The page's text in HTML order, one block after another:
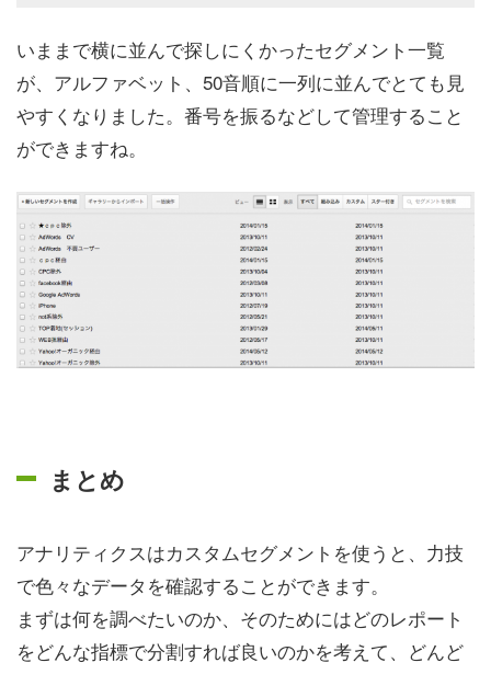
いままで横に並んで探しにくかったセグメント一覧
が、アルファベット、50音順に一列に並んでとても見
やすくなりました。番号を振るなどして管理すること
ができますね。
まとめ
アナリティクスはカスタムセグメントを使うと、力技
で色々なデータを確認することができます。
まずは何を調べたいのか、そのためにはどのレポート
をどんな指標で分割すれば良いのかを考えて、どんど